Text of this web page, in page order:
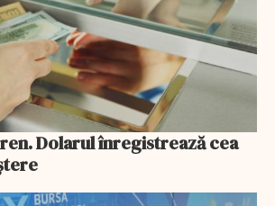
Dolarul înregistrează cea